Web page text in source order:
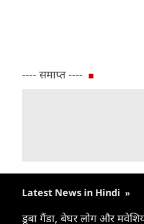
---- समाप्त ----
Latest News in Hindi »
डूबा गैंडा, बेघर लोग और